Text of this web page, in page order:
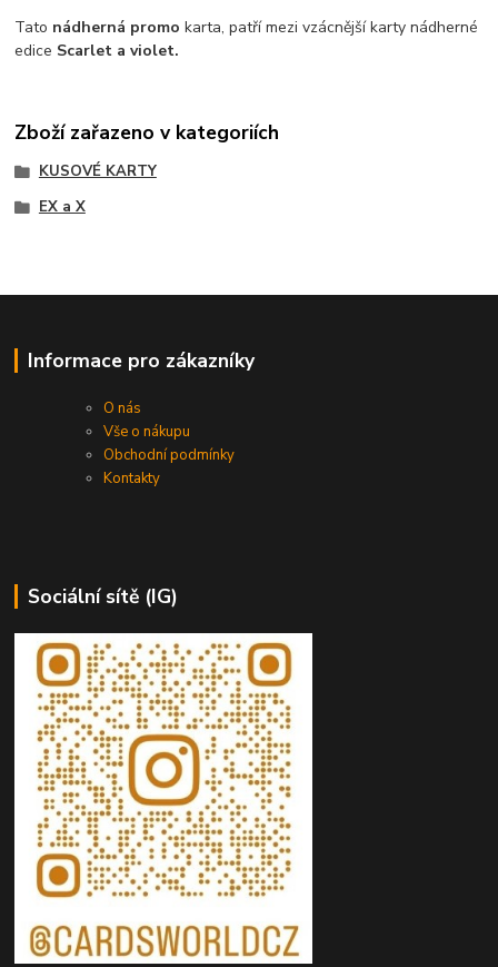
Tato nádherná promo karta, patří mezi vzácnější karty nádherné
edice Scarlet a violet.
Zboží zařazeno v kategoriích
KUSOVÉ KARTY
EX a X
Informace pro zákazníky
O nás
Vše o nákupu
Obchodní podmínky
Kontakty
Sociální sítě (IG)